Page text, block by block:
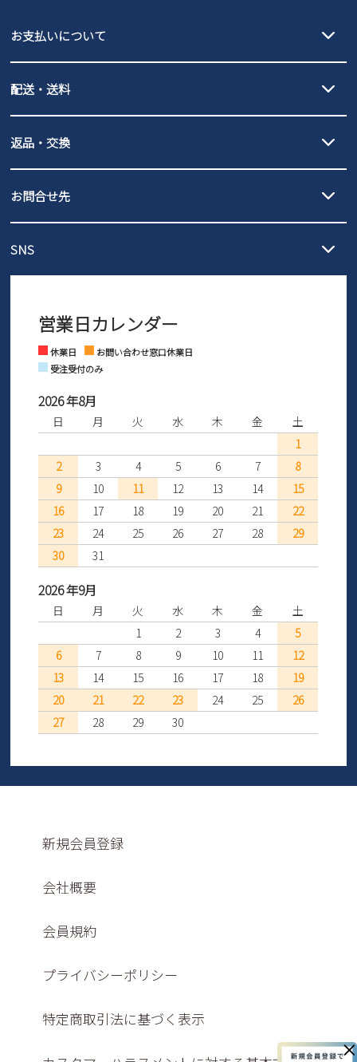
×
お支払いについて
PayPay（オンライン決済）、代金引換のご利用が可能です。
配送・送料
北海道・本州・四国・九州…550円
3,980円（税込）以上お買い上げで送料無料
発送日・送料詳細については
ご利用ください。
全国一律…220円（税込）
発送日・送料詳細についてはご利用ガイドを
ご利用ください。
返品・交換
の片道無料サービスを実施中！
ントとしても安心してご利用いただけるよう、サイズ交換の受付期
さい。
お問合せ先
営業時間：11時～17時
※土日祝はお問い合わせ窓口休業日となります。
SNS
Facebook Instagram
営業日カレンダー
休業日
お問い合わせ窓口休業日
受注受付のみ
2026 年8月
日 月 火 水 木 金
土
1
2
3 4 5 6 7
8
9
10 11 12 13 14
15
16
17 18 19 20 21
22
23
24 25 26 27 28
29
30
31
2026 年9月
日 月 火 水 木 金
土
1
2 3 4
5
6
7 8 9 10 11
12
13
14 15 16 17 18
19
20
21 22 23 24 25
26
27
28 29 30
新規会員登録
会社概要
会員規約
プライバシーポリシー
特定商取引法に基づく表示